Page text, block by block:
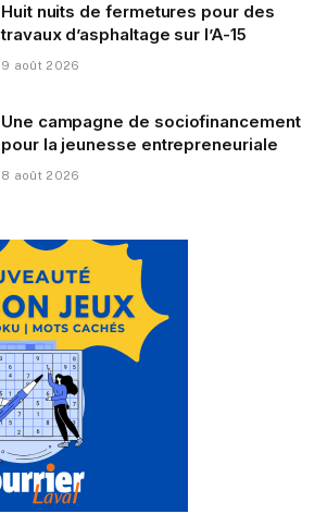
Huit nuits de fermetures pour des
travaux d’asphaltage sur l’A-15
9 août 2026
Une campagne de sociofinancement
pour la jeunesse entrepreneuriale
8 août 2026